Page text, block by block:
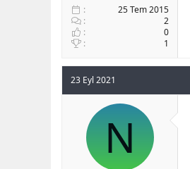
n
25 Tem 2015
2
0
1
23 Eyl 2021
N